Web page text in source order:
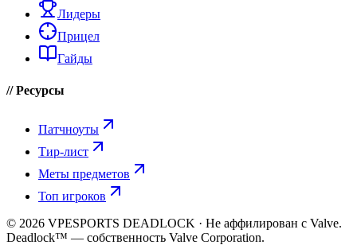
Лидеры
Прицел
Гайды
// Ресурсы
Патчноуты
Тир-лист
Меты предметов
Топ игроков
© 2026 VPESPORTS DEADLOCK · Не аффилирован с Valve.
Deadlock™ — собственность Valve Corporation.